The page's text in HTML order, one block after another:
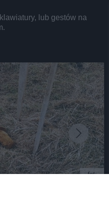
lub gestów na
fot: